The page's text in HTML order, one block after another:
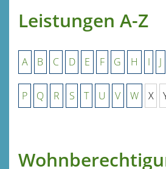
Leistungen A-Z
A B C D E F G H I J
P Q R S T U V W X